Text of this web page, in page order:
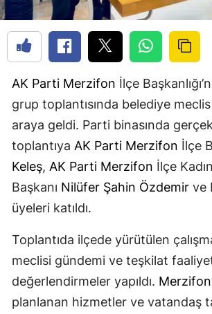
AK Parti Merzifon İlçe
grup toplantısında belediye
araya geldi. Parti binasında
toplantıya AK Parti Merzifon İlçe
Keleş, AK Parti Merzifon İlçe
Başkanı Nilüfer Şahin Özdemir ve
üyeleri katıldı.
Toplantıda ilçede yürütülen
meclisi gündemi ve teşkilat
değerlendirmeler yapıldı. Merzifon
planlanan hizmetler ve vatandaş